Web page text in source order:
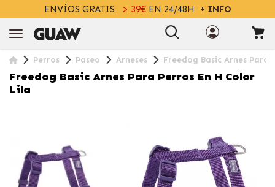
ENVÍOS GRATIS > 39€EN 24/48H + INFO
Perros Paseo Arneses Freedog Basic Arnes Para
Freedog Basic Arnes Para Perros En H Color
Lila